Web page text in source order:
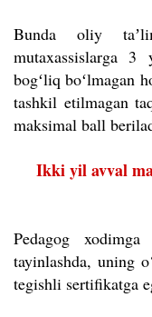
Bunda oliy
mutaxassislarga 3
bogʻliq boʻlmagan
tashkil etilmagan
maksimal ball
Ikki yil avval
Pedagog
tayinlashda, uning
tegishli sertifikatga